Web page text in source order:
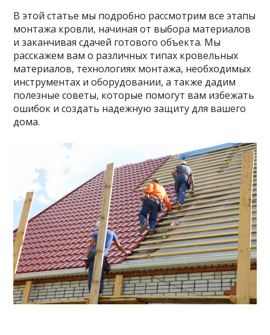
В этой статье мы подробно рассмотрим все этапы
монтажа кровли, начиная от выбора материалов
и заканчивая сдачей готового объекта. Мы
расскажем вам о различных типах кровельных
материалов, технологиях монтажа, необходимых
инструментах и оборудовании, а также дадим
полезные советы, которые помогут вам избежать
ошибок и создать надежную защиту для вашего
дома.